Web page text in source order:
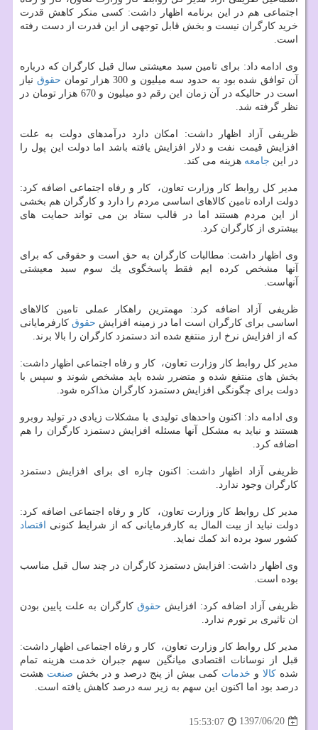
اجتماعی هم در این برنامه اظهار داشت: كسی منكر كاهش قدرت
خرید كارگران نیست و بخش قابل توجهی از این قدرت از دست رفته
است.
وی ادامه داد: برای تامین سبد معیشتی سال قبل كارگران كه درباره
آن توافق شده بود به حدود سه میلیون و 300 هزار تومان
حقوق نیاز
است در حالیكه در آن زمان این رقم دو میلیون و 670 هزار تومان در
نظر گرفته شد.
ظریفی آزاد اظهار داشت: امكان دارد درآمدهای دولت به علت
افزایش قیمت نفت و دلار افزایش یافته باشد اما دولت این پول را
در این جامعه هزینه می كند.
مدیر كل روابط كار وزارت تعاون، ​ كار و رفاه اجتماعی اضافه كرد:
دولت اراده تامین كالاهای اساسی مردم را دارد و كارگران هم بخشی
از این مردم هستند اما در قالب ستاد بن می تواند حمایت های
بیشتری از كارگران كرد.
وی اظهار داشت: مطالبات كارگران به حق است و حقوقی كه برای
آنها مشخص كرده ایم فقط پاسخگوی یك سوم سبد معیشتی
آنهاست.
ظریفی آزاد اضافه كرد: مهمترین راهكار عملی تامین كالاهای
اساسی برای كارگران است اما در زمینه افزایش حقوق كارفرمایانی
كه از افزایش نرخ ارز منتفع شده اند دستمزد كارگران را بالا برند.
مدیر كل روابط كار وزارت تعاون، ​ كار و رفاه اجتماعی اظهار داشت:
بخش های منتفع شده و متضرر شده باید مشخص شوند و سپس با
دولت برای چگونگی افزایش دستمزد كارگران مذاكره شود.
وی ادامه داد: اكنون واحدهای تولیدی با مشكلات زیادی در تولید روبرو
هستند و نباید به مشكل آنها مسئله افزایش دستمزد كارگران را هم
اضافه كرد.
ظریفی آزاد اظهار داشت: اكنون چاره ای برای افزایش دستمزد
كارگران وجود ندارد.
مدیر كل روابط كار وزارت تعاون، ​ كار و رفاه اجتماعی اضافه كرد:
دولت نباید از بیت المال به كارفرمایانی كه از شرایط كنونی
اقتصاد
كشور سود برده اند كمك نماید.
وی اظهار داشت: افزایش دستمزد كارگران در چند سال قبل مناسب
بوده است.
ظریفی آزاد اضافه كرد: افزایش حقوق كارگران به علت پایین بودن
ان تاثیری بر تورم ندارد.
مدیر كل روابط كار وزارت تعاون، ​ كار و رفاه اجتماعی اظهار داشت:
قبل از نوسانات اقتصادی میانگین سهم جبران خدمت هزینه تمام
شده كالا و خدمات كمی بیش از پنج درصد و در بخش صنعت هشت
درصد بود اما اكنون این سهم به زیر سه درصد كاهش یافته است.
1397/06/20
15:53:07